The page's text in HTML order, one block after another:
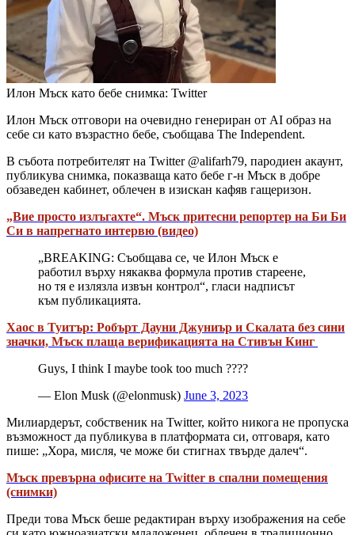
Илон Мъск като бебе снимка: Twitter
Илон Мъск отговори на очевидно генериран от AI образ на
себе си като възрастно бебе, съобщава The Independent.
В събота потребителят на Twitter @alifarh79, пародиен акаунт,
публикува снимка, показваща като бебе г-н Мъск в добре
обзаведен кабинет, облечен в изискан кафяв гащеризон.
„Вие просто излъгахте“. Мъск притесни репортер на Би Би
Си в напрегнато интервю (видео)
„BREAKING: Съобщава се, че Илон Мъск е
работил върху някаква формула против стареене,
но тя е излязла извън контрол“, гласи надписът
към публикацията.
Хаос в Туитър: Робърт Дауни Джуниър и Скалата без сини
значки, Мъск плаща верификацията на Стивън Кинг
Guys, I think I maybe took too much ????
— Elon Musk (@elonmusk) June 3, 2023
Милиардерът, собственик на Twitter, който никога не пропуска
възможност да публикува в платформата си, отговаря, като
пише: „Хора, мисля, че може би стигнах твърде далеч“.
Мъск превърна офисите на Twitter в спални помещения
(снимки)
Преди това Мъск беше редактиран върху изображения на себе